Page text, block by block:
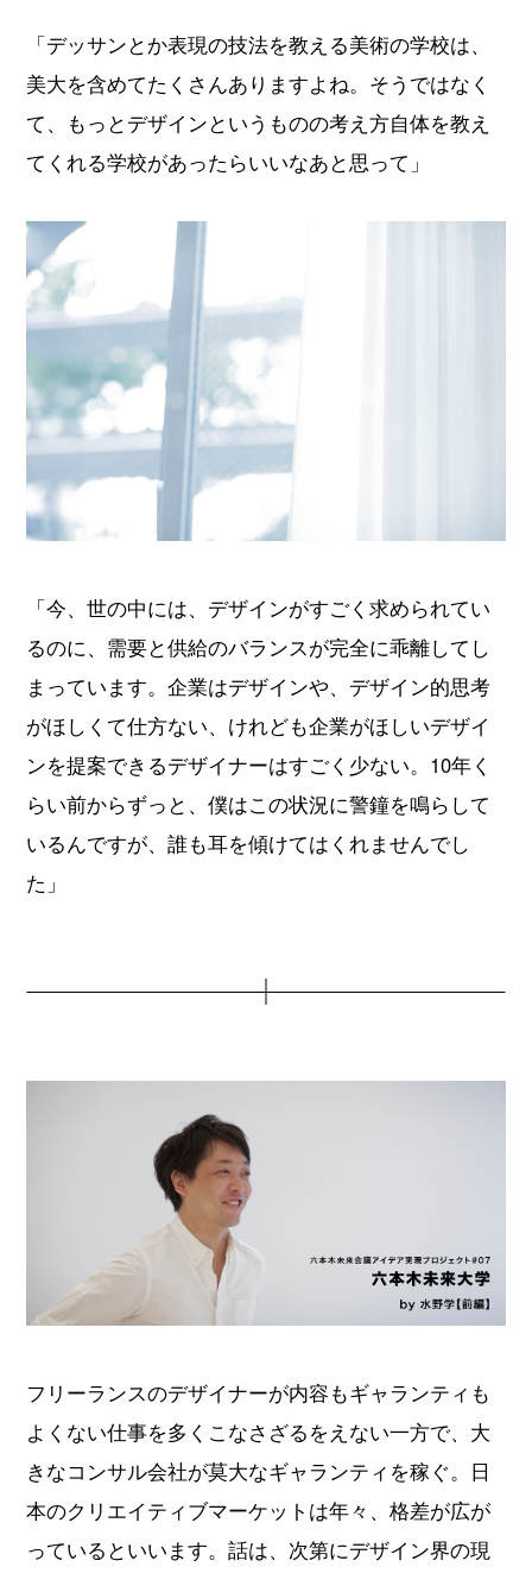
「デッサンとか表現の技法を教える美術の学校は、
美大を含めてたくさんありますよね。そうではなく
て、もっとデザインというものの考え方自体を教え
てくれる学校があったらいいなあと思って」
「今、世の中には、デザインがすごく求められてい
るのに、需要と供給のバランスが完全に乖離してし
まっています。企業はデザインや、デザイン的思考
がほしくて仕方ない、けれども企業がほしいデザイ
ンを提案できるデザイナーはすごく少ない。10年く
らい前からずっと、僕はこの状況に警鐘を鳴らして
いるんですが、誰も耳を傾けてはくれませんでし
た」
フリーランスのデザイナーが内容もギャランティも
よくない仕事を多くこなさざるをえない一方で、大
きなコンサル会社が莫大なギャランティを稼ぐ。日
本のクリエイティブマーケットは年々、格差が広が
っているといいます。話は、次第にデザイン界の現